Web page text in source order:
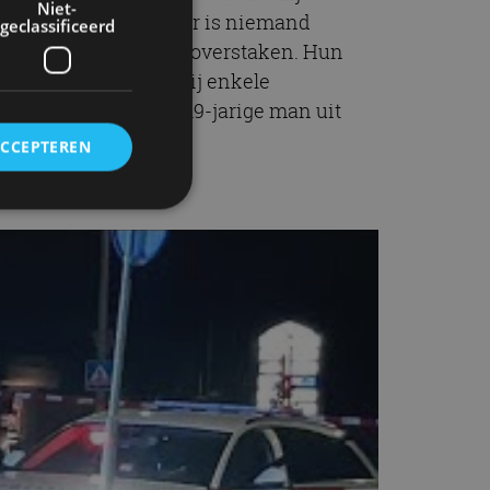
gelost. Er is niemand
vanuit Duitsland overstaken. Hun
en loste daarbij enkele
zijn een 19-jarige man uit
Niet-
geclassificeerd
en
om
van de bezoeker
van de
van